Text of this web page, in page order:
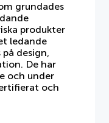
grundades
produkter
ledande
design,
De har
och under
och